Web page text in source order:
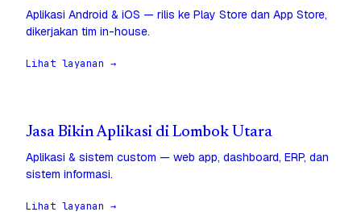
Aplikasi Android & iOS — rilis ke Play Store dan App Store,
dikerjakan tim in-house.
Lihat layanan →
Jasa Bikin Aplikasi di Lombok Utara
Aplikasi & sistem custom — web app, dashboard, ERP, dan
sistem informasi.
Lihat layanan →